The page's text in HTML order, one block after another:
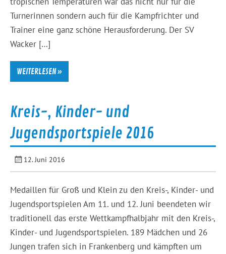
Turnerinnen sondern auch für die Kampfrichter und
Trainer eine ganz schöne Herausforderung. Der SV
Wacker […]
WEITERLESEN »
Kreis-, Kinder- und
Jugendsportspiele 2016
12. Juni 2016
Medaillen für Groß und Klein zu den Kreis-, Kinder- und
Jugendsportspielen Am 11. und 12. Juni beendeten wir
traditionell das erste Wettkampfhalbjahr mit den Kreis-,
Kinder- und Jugendsportspielen. 189 Mädchen und 26
Jungen trafen sich in Frankenberg und kämpften um